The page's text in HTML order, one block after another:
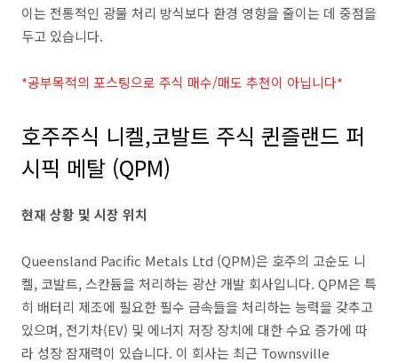
이는 전통적인 광물 처리 방식보다 환경 영향을 줄이는 데 중점을
두고 있습니다.
*공부목적의 포스팅으로 주식 매수/매도 추천이 아닙니다*
호주주식 니켈,코발트 주식 퀸즐랜드 퍼
시픽 메탈 (QPM)
현재 상황 및 시장 위치
Queensland Pacific Metals Ltd (QPM)은 호주의 고순도 니
켈, 코발트, 스칸듐을 처리하는 광산 개발 회사입니다. QPM은 특
히 배터리 제조에 필요한 필수 금속들을 처리하는 능력을 갖추고
있으며, 전기차(EV) 및 에너지 저장 장치에 대한 수요 증가에 따
라 성장 잠재력이 있습니다. 이 회사는 최근 Townsville